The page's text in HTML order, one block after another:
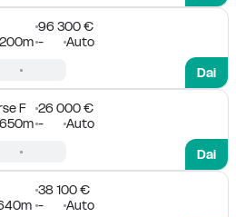
96 300 €
200m -
Auto
Dai
F
26 000 €
650m -
Auto
Dai
38 100 €
- Auto